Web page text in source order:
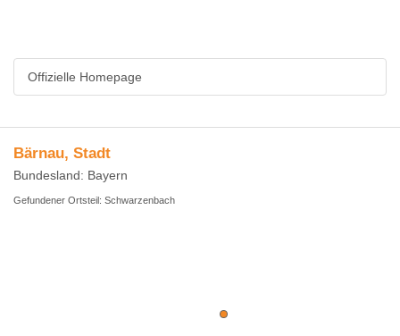
Offizielle Homepage
Bärnau, Stadt
Bundesland: Bayern
Gefundener Ortsteil: Schwarzenbach